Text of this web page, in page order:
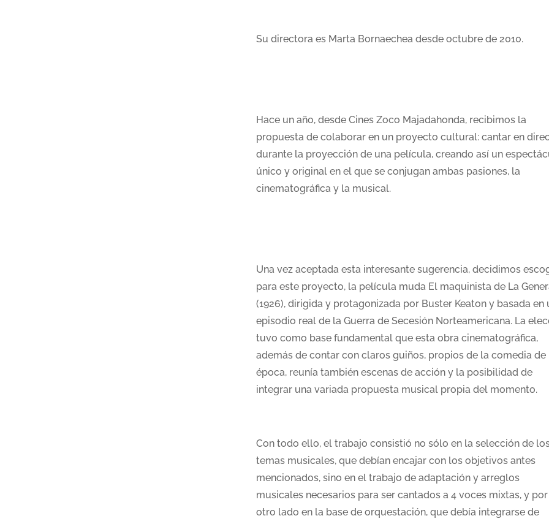
Su directora es Marta Bornaechea desde octubre de 2010.
Hace un año, desde Cines Zoco Majadahonda, recibimos la
propuesta de colaborar en un proyecto cultural: cantar en
durante la proyección de una película, creando así un
único y original en el que se conjugan ambas pasiones, la
cinematográfica y la musical.
Una vez aceptada esta interesante sugerencia, decidimos
para este proyecto, la película muda El maquinista de La
(1926), dirigida y protagonizada por Buster Keaton y basada en
episodio real de la Guerra de Secesión Norteamericana. La
tuvo como base fundamental que esta obra cinematográfica,
además de contar con claros guiños, propios de la comedia de
época, reunía también escenas de acción y la posibilidad de
integrar una variada propuesta musical propia del momento.
Con todo ello, el trabajo consistió no sólo en la selección de
temas musicales, que debían encajar con los objetivos antes
mencionados, sino en el trabajo de adaptación y arreglos
musicales necesarios para ser cantados a 4 voces mixtas, y por
otro lado en la base de orquestación, que debía integrarse de